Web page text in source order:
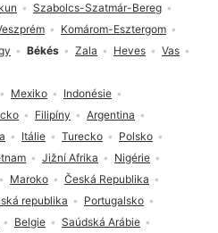
Mexiko
Indonésie
Filipíny
Argentina
Itálie Turecko
Polsko
Jižní Afrika
Nigérie
Maroko
Česká Republika
republika
Portugalsko
Belgie
Saúdská Arábie
Szabolcs-Szatmár-Bereg
Komárom-Esztergom
Békés Zala Heves
Vas